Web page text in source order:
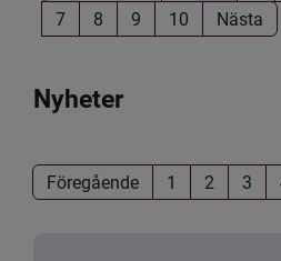
7
8 9 10 Nästa
Nyheter
Föregående 1 2 3